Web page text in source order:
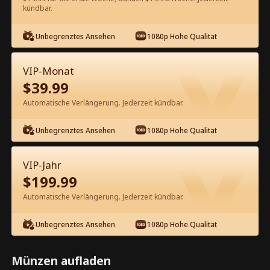
Kostenlos in der App ansehen
Episode 17 - Geh weg, Stiefmutter, du
hast es ganz falsch! Kompletter Film
0-49 50-55
17 18 20 21
kündbar.
Unbegrenztes Ansehen 1080p Hohe Qualität
VIP-Monat
$39.99
Automatische Verlängerung. Jederzeit kündbar.
Unbegrenztes Ansehen 1080p Hohe Qualität
VIP-Jahr
$199.99
Automatische Verlängerung. Jederzeit kündbar.
Unbegrenztes Ansehen 1080p Hohe Qualität
Münzen aufladen